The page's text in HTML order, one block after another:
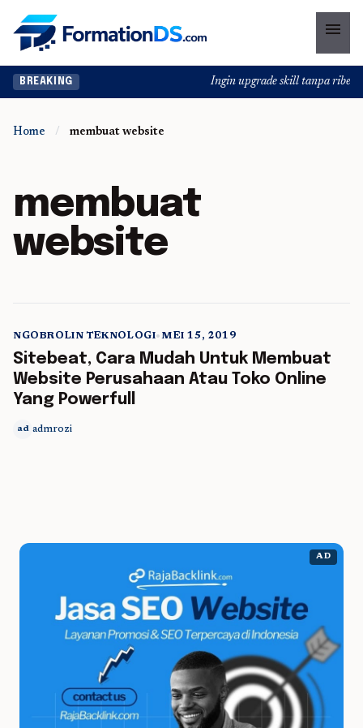
menu
BREAKING Ingin upgrade skill tanpa ribet?
Home / membuat website
membuat
website
5 min read
NGOBROLIN TEKNOLOGI•MEI 15, 2019
Sitebeat, Cara Mudah Untuk Membuat
Website Perusahaan Atau Toko Online
Yang Powerfull
ad admrozi
AD